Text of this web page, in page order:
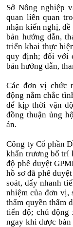
Sở Nông nghiệp
quan liên quan
nhận kiến nghị,
bản hướng dẫn,
triển khai thực
quy định; đối với
bản hướng dẫn,
Các đơn vị chức
động nắm chắc
để kịp thời vận
đồng thuận ủng
án.
Công ty Cổ phần
khẩn trương bố trí
độ phê duyệt
hồ sơ đã phê
soát, đẩy nhanh
nhiệm của đơn vị,
thẩm quyền thẩm
tiến độ; chủ động
ngay khi được